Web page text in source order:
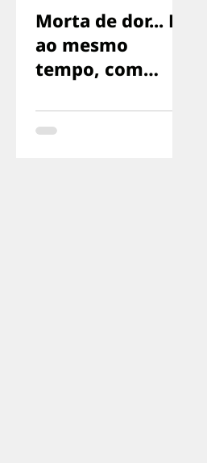
Morta de dor... E
ao mesmo
tempo, com
com medo de
que nos